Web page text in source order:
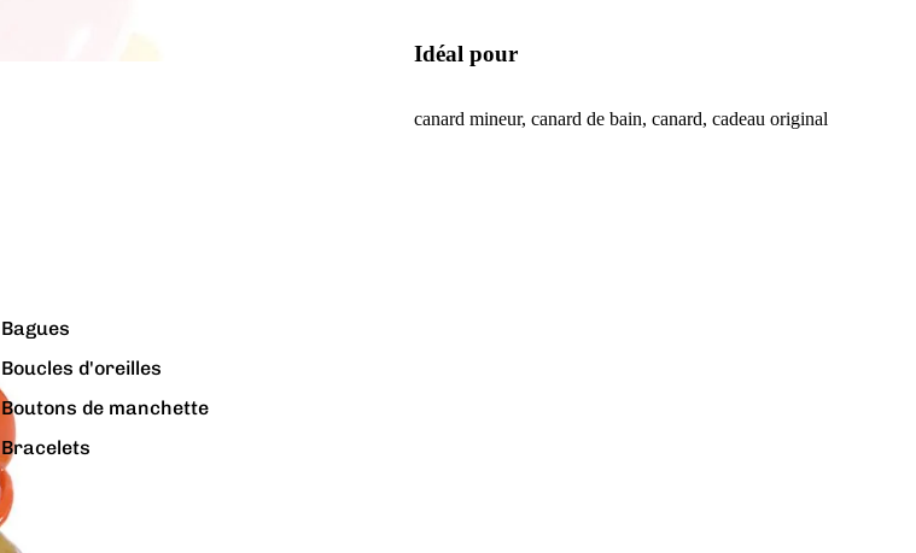
Bagues
Boucles d'oreilles
Boutons de manchette
Bracelets
Colliers
Charms
Idéal pour
canard mineur, canard de bain, canard, cadeau original